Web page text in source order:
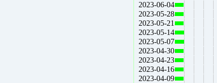
2023-06-04
2023-05-28
2023-05-21
2023-05-14
2023-05-07
2023-04-30
2023-04-23
2023-04-16
2023-04-09